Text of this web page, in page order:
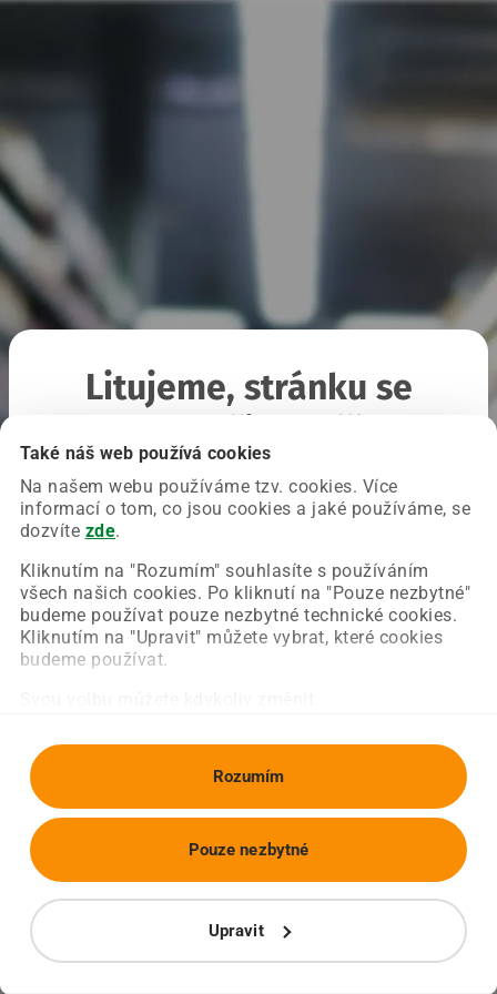
Také náš web používá cookies
Na našem webu používáme tzv. cookies. Více
informací o tom, co jsou cookies a jaké používáme, se
dozvíte zde.
Kliknutím na "Rozumím" souhlasíte s používáním
všech našich cookies. Po kliknutí na "Pouze nezbytné"
budeme používat pouze nezbytné technické cookies.
Kliknutím na "Upravit" můžete vybrat, které cookies
budeme používat.
Rozumím
Upravit
Pouze nezbytné
Litujeme, stránku se
Chyba nastala na naší straně a už ji opravujeme.
Zkuste prosím znovu načíst požadovanou stránku.
Obnovit stránku Úvodní strana